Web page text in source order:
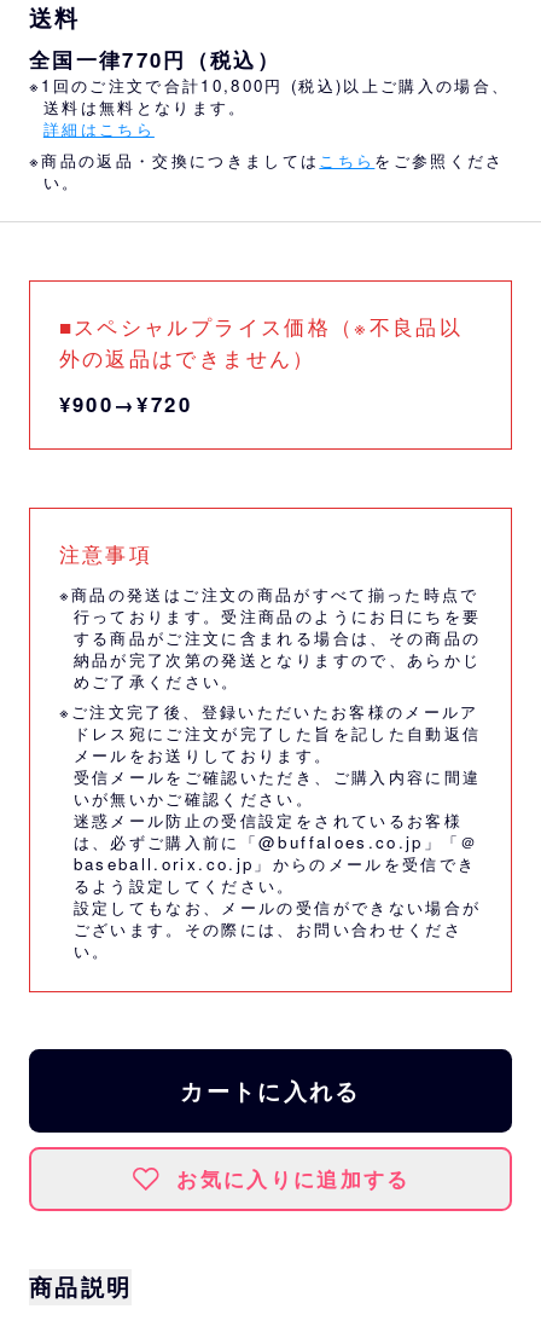
送料
全国一律770円（税込）
※1回のご注文で合計10,800円 (税込)以上ご購入の場合、
送料は無料となります。
詳細はこちら
※商品の返品・交換につきましては こちら をご参照くださ
い。
■スペシャルプライス価格（※不良品以
外の返品はできません）
¥900→¥720
注意事項
※商品の発送はご注文の商品がすべて揃った時点で
行っております。受注商品のようにお日にちを要
する商品がご注文に含まれる場合は、その商品の
納品が完了次第の発送となりますので、あらかじ
めご了承ください。
※ご注文完了後、登録いただいたお客様のメールア
ドレス宛にご注文が完了した旨を記した自動返信
メールをお送りしております。
受信メールをご確認いただき、ご購入内容に間違
いが無いかご確認ください。
迷惑メール防止の受信設定をされているお客様
は、必ずご購入前に「@buffaloes.co.jp」「＠
baseball.orix.co.jp」からのメールを受信でき
るよう設定してください。
設定してもなお、メールの受信ができない場合が
ございます。その際には、 お問い合わせくださ
い。
カートに入れる
お気に入りに追加する
商品説明